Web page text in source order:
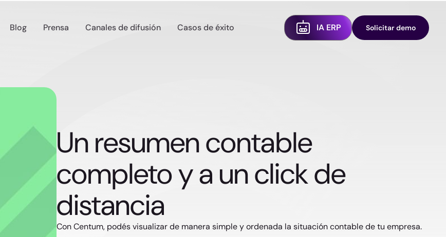
Blog Prensa Canales de difusión Casos de éxito IA ERP Solicitar demo
Un resumen contable
completo y a un click de
distancia
Con Centum, podés visualizar de manera simple y ordenada la situación contable de tu empresa.